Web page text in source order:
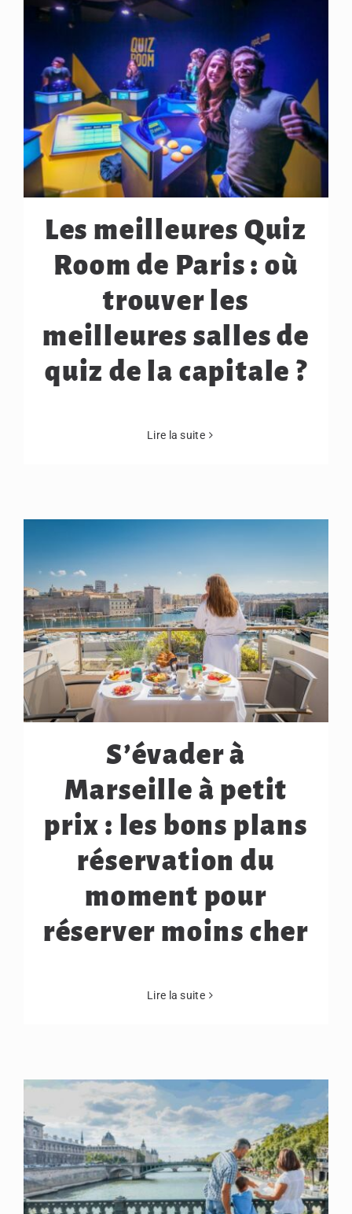
Les meilleures Quiz
Room de Paris : où
trouver les
meilleures salles de
quiz de la capitale ?
Lire la suite
S’évader à
Marseille à petit
prix : les bons plans
réservation du
moment pour
réserver moins cher
Lire la suite